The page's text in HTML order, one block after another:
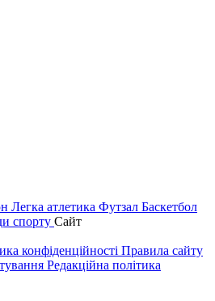
Легка атлетика Футзал Баскетбол
спорту Сайт
конфіденційності Правила сайту
Редакційна політика